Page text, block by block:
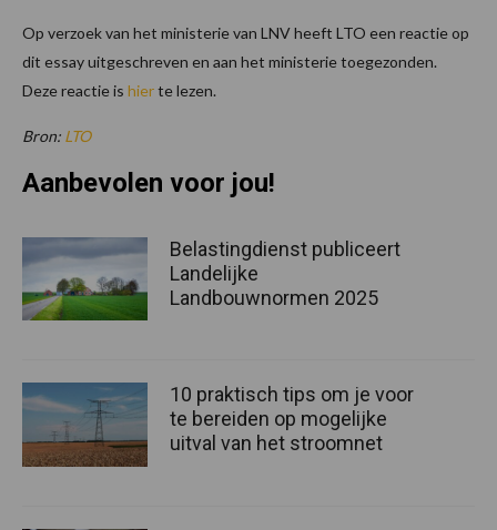
Op verzoek van het ministerie van LNV heeft LTO een reactie op
dit essay uitgeschreven en aan het ministerie toegezonden.
Deze reactie is hierte lezen.
Bron: LTO
Aanbevolen voor jou!
Belastingdienst publiceert
Landelijke
Landbouwnormen 2025
10 praktisch tips om je voor
te bereiden op mogelijke
uitval van het stroomnet